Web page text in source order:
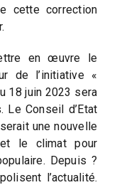
cette correction
en œuvre le
de l’initiative «
18 juin 2023 sera
Le Conseil d’Etat
une nouvelle
le climat pour
Depuis ?
l’actualité.